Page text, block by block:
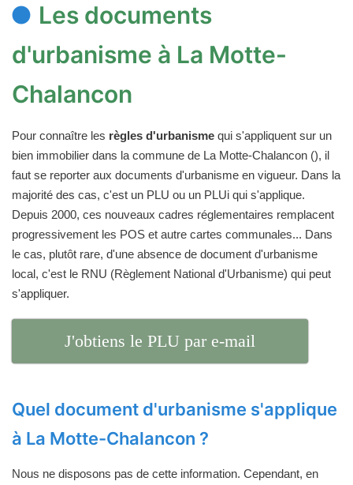
Les documents
d'urbanisme à La Motte-
Chalancon
Pour connaître les règles d'urbanisme qui s'appliquent sur un
bien immobilier dans la commune de La Motte-Chalancon (), il
faut se reporter aux documents d'urbanisme en vigueur. Dans la
majorité des cas, c'est un PLU ou un PLUi qui s'applique.
Depuis 2000, ces nouveaux cadres réglementaires remplacent
progressivement les POS et autre cartes communales... Dans
le cas, plutôt rare, d'une absence de document d'urbanisme
local, c'est le RNU (Règlement National d'Urbanisme) qui peut
s'appliquer.
J'obtiens le PLU par e-mail
Quel document d'urbanisme s'applique
à La Motte-Chalancon ?
Nous ne disposons pas de cette information. Cependant, en